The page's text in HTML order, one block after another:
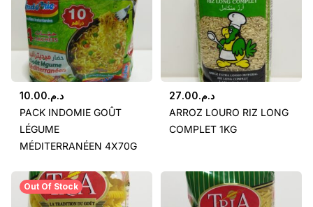
د.م.10.00
PACK INDOMIE GOÛT
LÉGUME
MÉDITERRANÉEN 4X70G
د.م.27.00
ARROZ LOURO RIZ LONG
COMPLET 1KG
Out Of Stock